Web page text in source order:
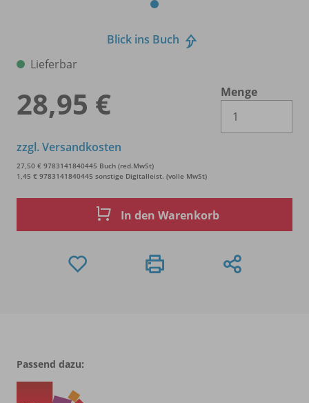
Blick ins Buch
Lieferbar
28,95 €
Menge
zzgl. Versandkosten
27,50 € 9783141840445 Buch (red.MwSt)
1,45 € 9783141840445 sonstige Digitalleist. (volle MwSt)
In den Warenkorb
Passend dazu: